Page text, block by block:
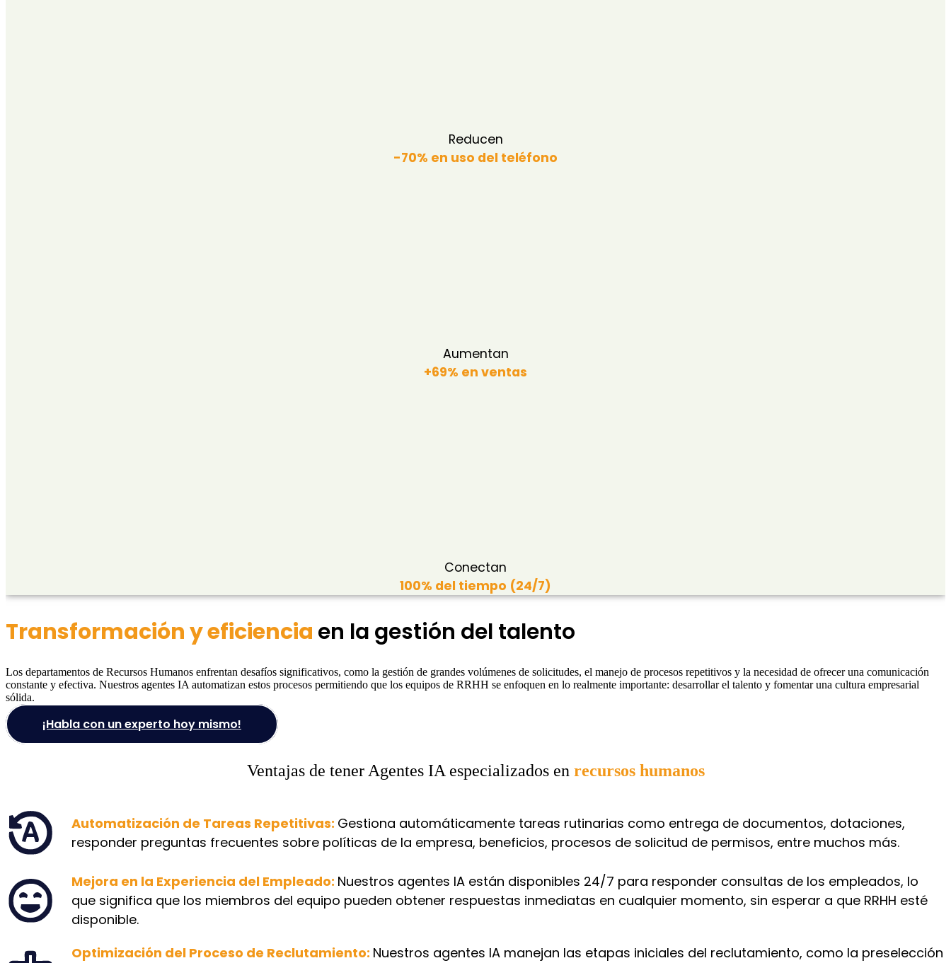
Reducen
-70% en uso del teléfono
Aumentan
+69% en ventas
Conectan
100% del tiempo (24/7)
Transformación y eficiencia en la gestión del talento
Los departamentos de Recursos Humanos enfrentan desafíos significativos, como la gestión de grandes volúmenes de solicitudes, el manejo de procesos repetitivos y la necesidad de ofrecer una comunicación
constante y efectiva. Nuestros agentes IA automatizan estos procesos permitiendo que los equipos de RRHH se enfoquen en lo realmente importante: desarrollar el talento y fomentar una cultura empresarial
sólida.
¡Habla con un experto hoy mismo!
Ventajas de tener Agentes IA especializados en recursos humanos
Automatización de Tareas Repetitivas: Gestiona automáticamente tareas rutinarias como entrega de documentos, dotaciones,
responder preguntas frecuentes sobre políticas de la empresa, beneficios, procesos de solicitud de permisos, entre muchos más.
Mejora en la Experiencia del Empleado: Nuestros agentes IA están disponibles 24/7 para responder consultas de los empleados, lo
que significa que los miembros del equipo pueden obtener respuestas inmediatas en cualquier momento, sin esperar a que RRHH esté
disponible.
Optimización del Proceso de Reclutamiento: Nuestros agentes IA manejan las etapas iniciales del reclutamiento, como la preselección